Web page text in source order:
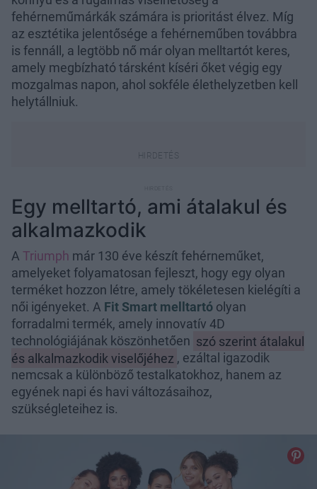
fehérneműmárkák számára is prioritást élvez. Míg
az esztétika jelentősége a fehérneműben továbbra
is fennáll, a legtöbb nő már olyan melltartót keres,
amely megbízható társként kíséri őket végig egy
mozgalmas napon, ahol sokféle élethelyzetben kell
helytállniuk.
Egy melltartó, ami átalakul és
alkalmazkodik
A Triumph már 130 éve készít fehérneműket,
amelyeket folyamatosan fejleszt, hogy egy olyan
terméket hozzon létre, amely tökéletesen kielégíti a
női igényeket. A Fit Smart melltartó olyan
forradalmi termék, amely innovatív 4D
technológiájának köszönhetően szó szerint átalakul
és alkalmazkodik viselőjéhez , ezáltal igazodik
nemcsak a különböző testalkatokhoz, hanem az
egyének napi és havi változásaihoz,
szükségleteihez is.